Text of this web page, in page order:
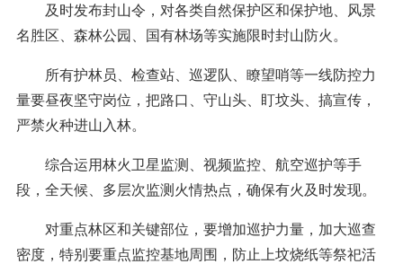
及时发布封山令，对各类自然保护区和保护地、风景
名胜区、森林公园、国有林场等实施限时封山防火。
所有护林员、检查站、巡逻队、瞭望哨等一线防控力
量要昼夜坚守岗位，把路口、守山头、盯坟头、搞宣传，
严禁火种进山入林。
综合运用林火卫星监测、视频监控、航空巡护等手
段，全天候、多层次监测火情热点，确保有火及时发现。
对重点林区和关键部位，要增加巡护力量，加大巡查
密度，特别要重点监控基地周围，防止上坟烧纸等祭祀活